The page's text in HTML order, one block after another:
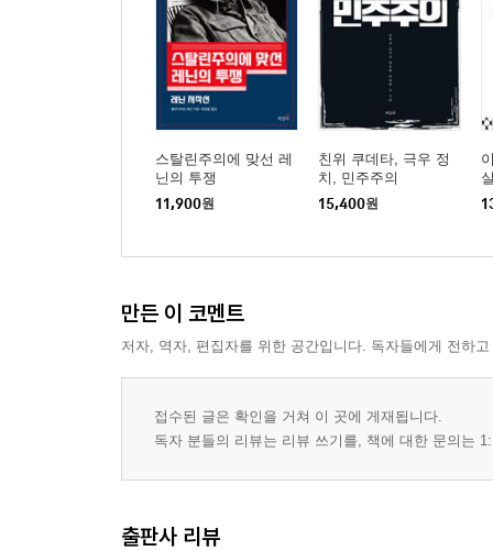
16 레닌이 초좌파주의자들을 당에서 축출하다
보그다노프를 축출하다/보그다노프에게 대항하
17 멘셰비키와 최종 분열하다
멘셰비키의 우경화/노동회의/‘자금 징발’ 문제
화해파들에 대한 레닌의 승리
노동조합에 뿌리내리다/사회보험
20 볼셰비키당이 대중 정당이 되다
후주
스탈린주의에 맞선 레
닌의 투쟁
11,900원
친위 쿠데타, 극우 정
치, 민주주의
15,400원
만든 이 코멘트
저자, 역자, 편집자를 위한 공간입니다. 독자들에게 전하
접수된 글은 확인을 거쳐 이 곳에 게재됩니다.
독자 분들의 리뷰는 리뷰 쓰기를, 책에 대한 문의는
출판사 리뷰